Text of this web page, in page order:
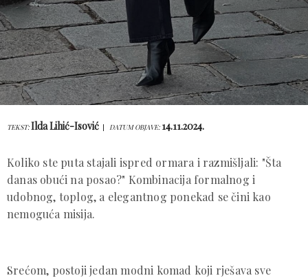
TEKST:Ilda Lihić-Isović DATUM OBJAVE: 14.11.2024.
Koliko ste puta stajali ispred ormara i razmišljali: "Šta
danas obući na posao?" Kombinacija formalnog i
udobnog, toplog, a elegantnog ponekad se čini kao
nemoguća misija.
Srećom, postoji jedan modni komad koji rješava sve